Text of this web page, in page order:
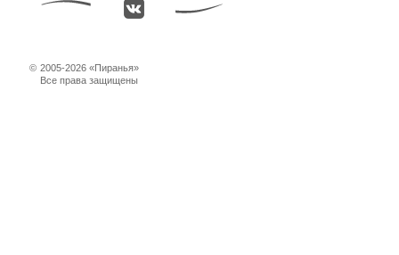
© 2005-2026 «Пиранья»
Все права защищены